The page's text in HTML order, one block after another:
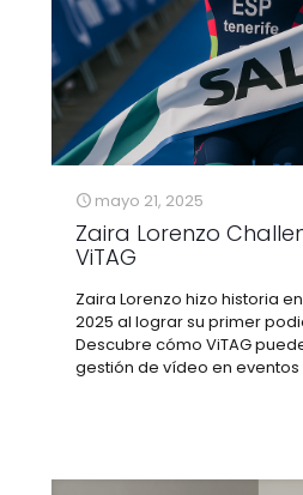
mayo 21, 2025
Zaira Lorenzo
ViTAG
Zaira Lorenzo hizo historia
2025 al lograr su primer
Descubre cómo ViTAG
gestión de vídeo en